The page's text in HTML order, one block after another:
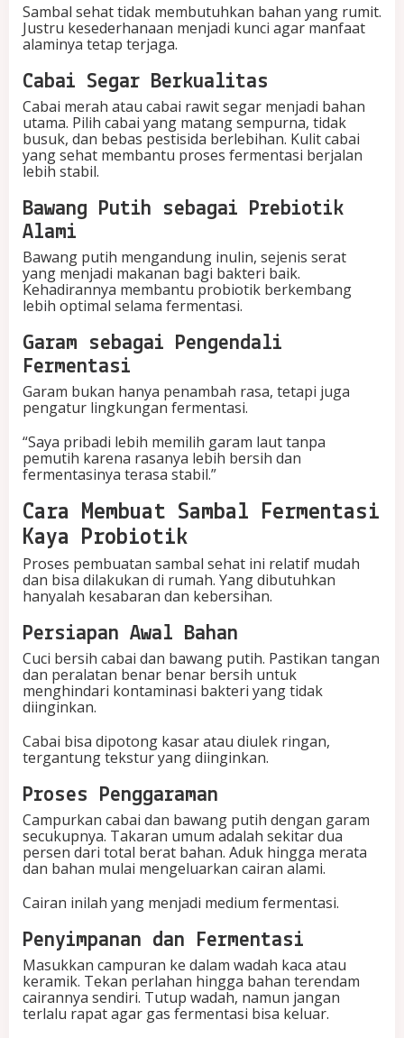
Sambal sehat tidak membutuhkan bahan yang rumit.
Justru kesederhanaan menjadi kunci agar manfaat
alaminya tetap terjaga.
Cabai Segar Berkualitas
Cabai merah atau cabai rawit segar menjadi bahan
utama. Pilih cabai yang matang sempurna, tidak
busuk, dan bebas pestisida berlebihan. Kulit cabai
yang sehat membantu proses fermentasi berjalan
lebih stabil.
Bawang Putih sebagai Prebiotik
Alami
Bawang putih mengandung inulin, sejenis serat
yang menjadi makanan bagi bakteri baik.
Kehadirannya membantu probiotik berkembang
lebih optimal selama fermentasi.
Garam sebagai Pengendali
Fermentasi
Garam bukan hanya penambah rasa, tetapi juga
pengatur lingkungan fermentasi.
“Saya pribadi lebih memilih garam laut tanpa
pemutih karena rasanya lebih bersih dan
fermentasinya terasa stabil.”
Cara Membuat Sambal Fermentasi
Kaya Probiotik
Proses pembuatan sambal sehat ini relatif mudah
dan bisa dilakukan di rumah. Yang dibutuhkan
hanyalah kesabaran dan kebersihan.
Persiapan Awal Bahan
Cuci bersih cabai dan bawang putih. Pastikan tangan
dan peralatan benar benar bersih untuk
menghindari kontaminasi bakteri yang tidak
diinginkan.
Cabai bisa dipotong kasar atau diulek ringan,
tergantung tekstur yang diinginkan.
Proses Penggaraman
Campurkan cabai dan bawang putih dengan garam
secukupnya. Takaran umum adalah sekitar dua
persen dari total berat bahan. Aduk hingga merata
dan bahan mulai mengeluarkan cairan alami.
Cairan inilah yang menjadi medium fermentasi.
Penyimpanan dan Fermentasi
Masukkan campuran ke dalam wadah kaca atau
keramik. Tekan perlahan hingga bahan terendam
cairannya sendiri. Tutup wadah, namun jangan
terlalu rapat agar gas fermentasi bisa keluar.